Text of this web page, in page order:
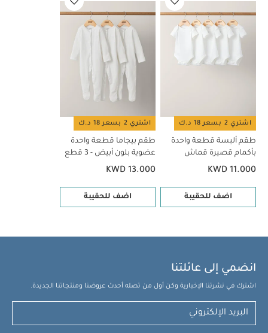
اشتري 2 بسعر 18 د.ك
طقم ألبسة قطعة واحدة
بأكمام قصيرة قماش
عضوي بلون أبيض - 5 قطع
KWD 11.000
اضف للحقيبة
اشتري 2 بسعر 18 د.ك
طقم بيجاما قطعة واحدة
عضوية بلون أبيض - 3 قطع
KWD 13.000
اضف للحقيبة
انضمي إلى عائلتنا
اشترك في نشرتنا الإخبارية وكن أول من تصله أحدث عروضنا ومنتجاتنا الجديدة.